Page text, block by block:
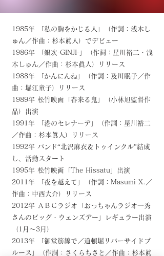
1985年 「私の胸をかじる人」（作詞：浅木し
ゅん／作曲：杉本眞人）でデビュー
1986年 「銀次-GINJI-」（作詞：星川裕二・浅
木しゅん／作曲：杉本眞人）リリース
1988年 「かんにんね」（作詞：及川眠子／作
曲：堀江童子）リリース
1989年 松竹映画「春来る鬼」（小林旭監督作
品）出演
1991年 「港のセレナーデ」（作詞：星川裕二
／作曲：杉本眞人）リリース
1992年 バンド“北沢麻衣＆トゥインクル”結成
し、活動スタート
1995年 松竹映画「The Hissatu」出演
2011年 「夜を越えて」（作詞：Masumi X.／
作曲：中西大介）リリース
2012年 ＡＢＣラジオ「おっちゃんラジオ一秀
さんのビッグ・ウェンズデー」レギュラー出演
（1月～3月）
2013年 「御堂筋線で／道頓堀リバーサイドブ
ルース」（作詞：さくらちさと／作曲：杉本眞